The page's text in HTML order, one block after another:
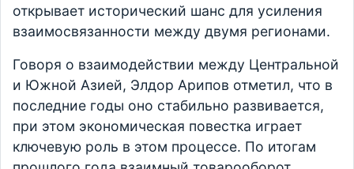
открывает исторический шанс для усиления
взаимосвязанности между двумя регионами.
Говоря о взаимодействии между Центральной
и Южной Азией, Элдор Арипов отметил, что в
последние годы оно стабильно развивается,
при этом экономическая повестка играет
ключевую роль в этом процессе. По итогам